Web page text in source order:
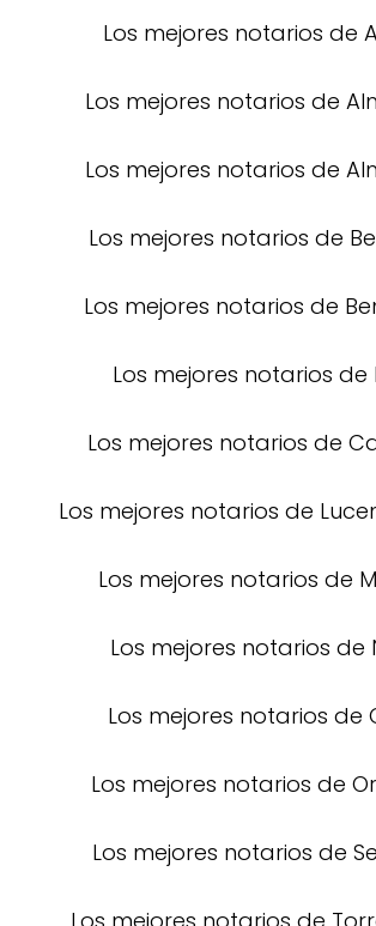
Los mejores notarios de
Los mejores notarios de
Los mejores notarios de
Los mejores notarios de
Los mejores notarios de
Los mejores notarios de
Los mejores notarios de
Los mejores notarios de
Los mejores notarios de
Los mejores notarios de
Los mejores notarios de
Los mejores notarios de
Los mejores notarios de